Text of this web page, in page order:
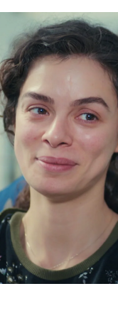
Özge